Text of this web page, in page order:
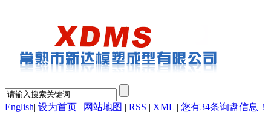
English| 设为首页 | 网站地图 | RSS | XML | 您有34条询盘信息！